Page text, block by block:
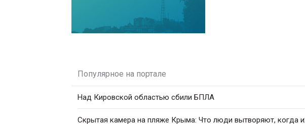
Популярное на портале
Над Кировской областью сбили БПЛА
Скрытая камера на пляже Крыма: Что люди вытворяют, когда